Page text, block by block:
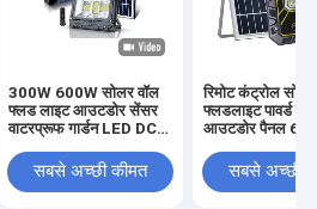
300W 600W सोलर वॉल
फ्लड लाइट आउटडोर सेंसर
वाटरप्रूफ गार्डन LED DC
सबसे अच्छी कीमत
रिमोट कंट्रोल सोलर
फ्लडलाइट पावर्ड वॉल
आउटडोर पैनल
सबसे अच्छी